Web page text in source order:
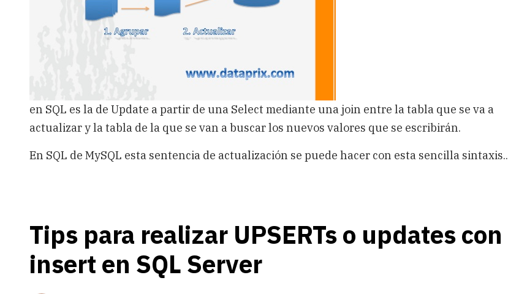
en SQL es la de Update a partir de una Select mediante una join entre la tabla que se va a
actualizar y la tabla de la que se van a buscar los nuevos valores que se escribirán.
En SQL de MySQL esta sentencia de actualización se puede hacer con esta sencilla sintaxis..
Tips para realizar UPSERTs o updates con
insert en SQL Server